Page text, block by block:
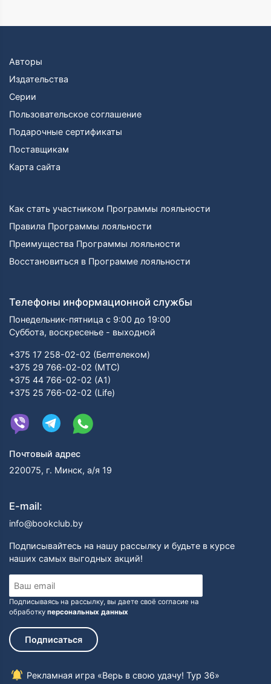
Авторы
Издательства
Серии
Пользовательское соглашение
Подарочные сертификаты
Поставщикам
Карта сайта
Как стать участником Программы лояльности
Правила Программы лояльности
Преимущества Программы лояльности
Восстановиться в Программе лояльности
Телефоны информационной службы
Понедельник-пятница с 9:00 до 19:00
Суббота, воскресенье - выходной
+375 17 258-02-02 (Белтелеком)
+375 29 766-02-02 (МТС)
+375 44 766-02-02 (А1)
+375 25 766-02-02 (Life)
Почтовый адрес
220075, г. Минск, а/я 19
E-mail:
info@bookclub.by
Подписывайтесь на нашу рассылку и будьте в курсе
наших самых выгодных акций!
Подписываясь на рассылку, вы даете своё согласие на
обработку персональных данных
Подписаться
Рекламная игра «Верь в свою удачу! Тур 36»